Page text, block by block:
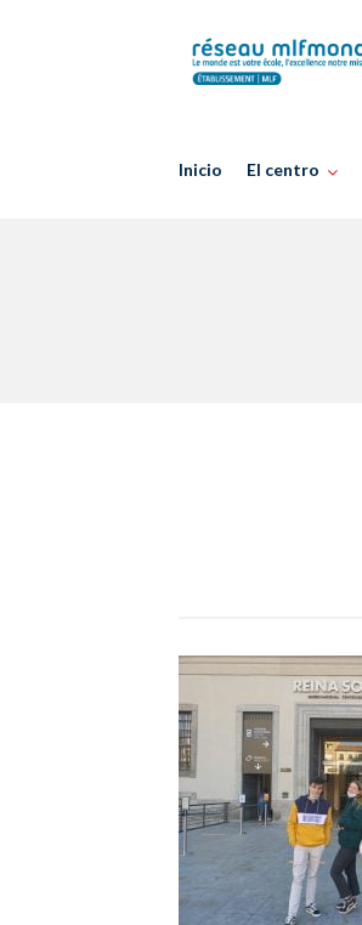
Inicio El centro